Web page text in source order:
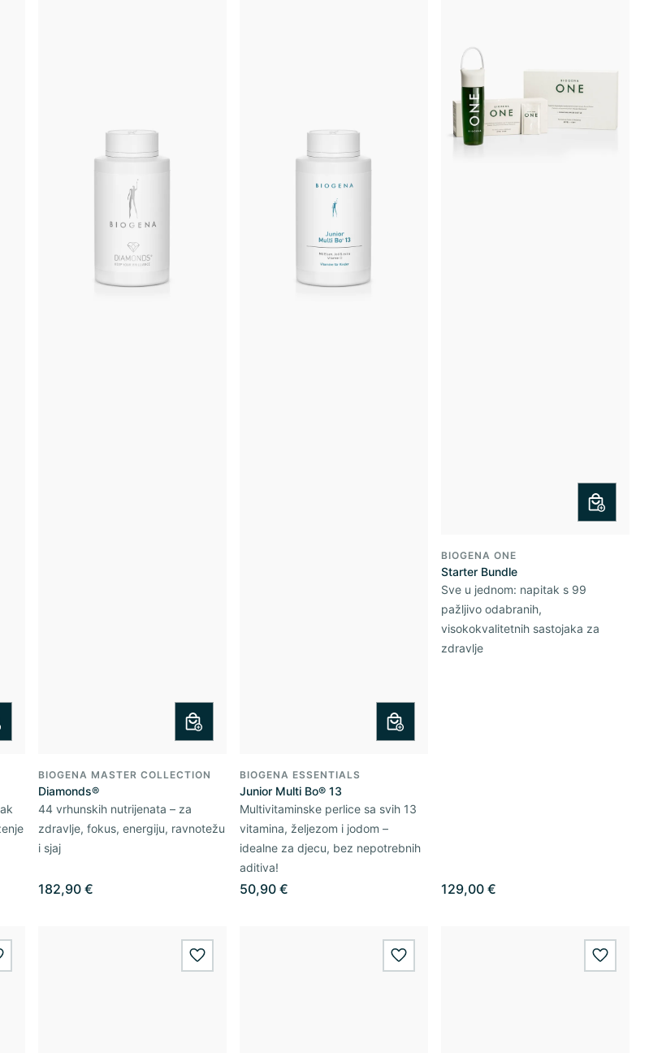
BIOGENA MASTER COLLECTION
Diamonds®
44 vrhunskih nutrijenata – za
zdravlje, fokus, energiju, ravnotežu
i sjaj
182,90 €
BIOGENA ESSENTIALS
Junior Multi Bo® 13
Multivitaminske perlice sa svih 13
vitamina, željezom i jodom –
idealne za djecu, bez nepotrebnih
aditiva!
50,90 €
BIOGENA ONE
Starter Bundle
Sve u jednom: napitak s 99
pažljivo odabranih,
visokokvalitetnih sastojaka za
zdravlje
129,00 €
wishlist.add wishlist.add